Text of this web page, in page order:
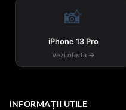
📸
iPhone 13 Pro
Vezi oferta →
INFORMAȚII UTILE